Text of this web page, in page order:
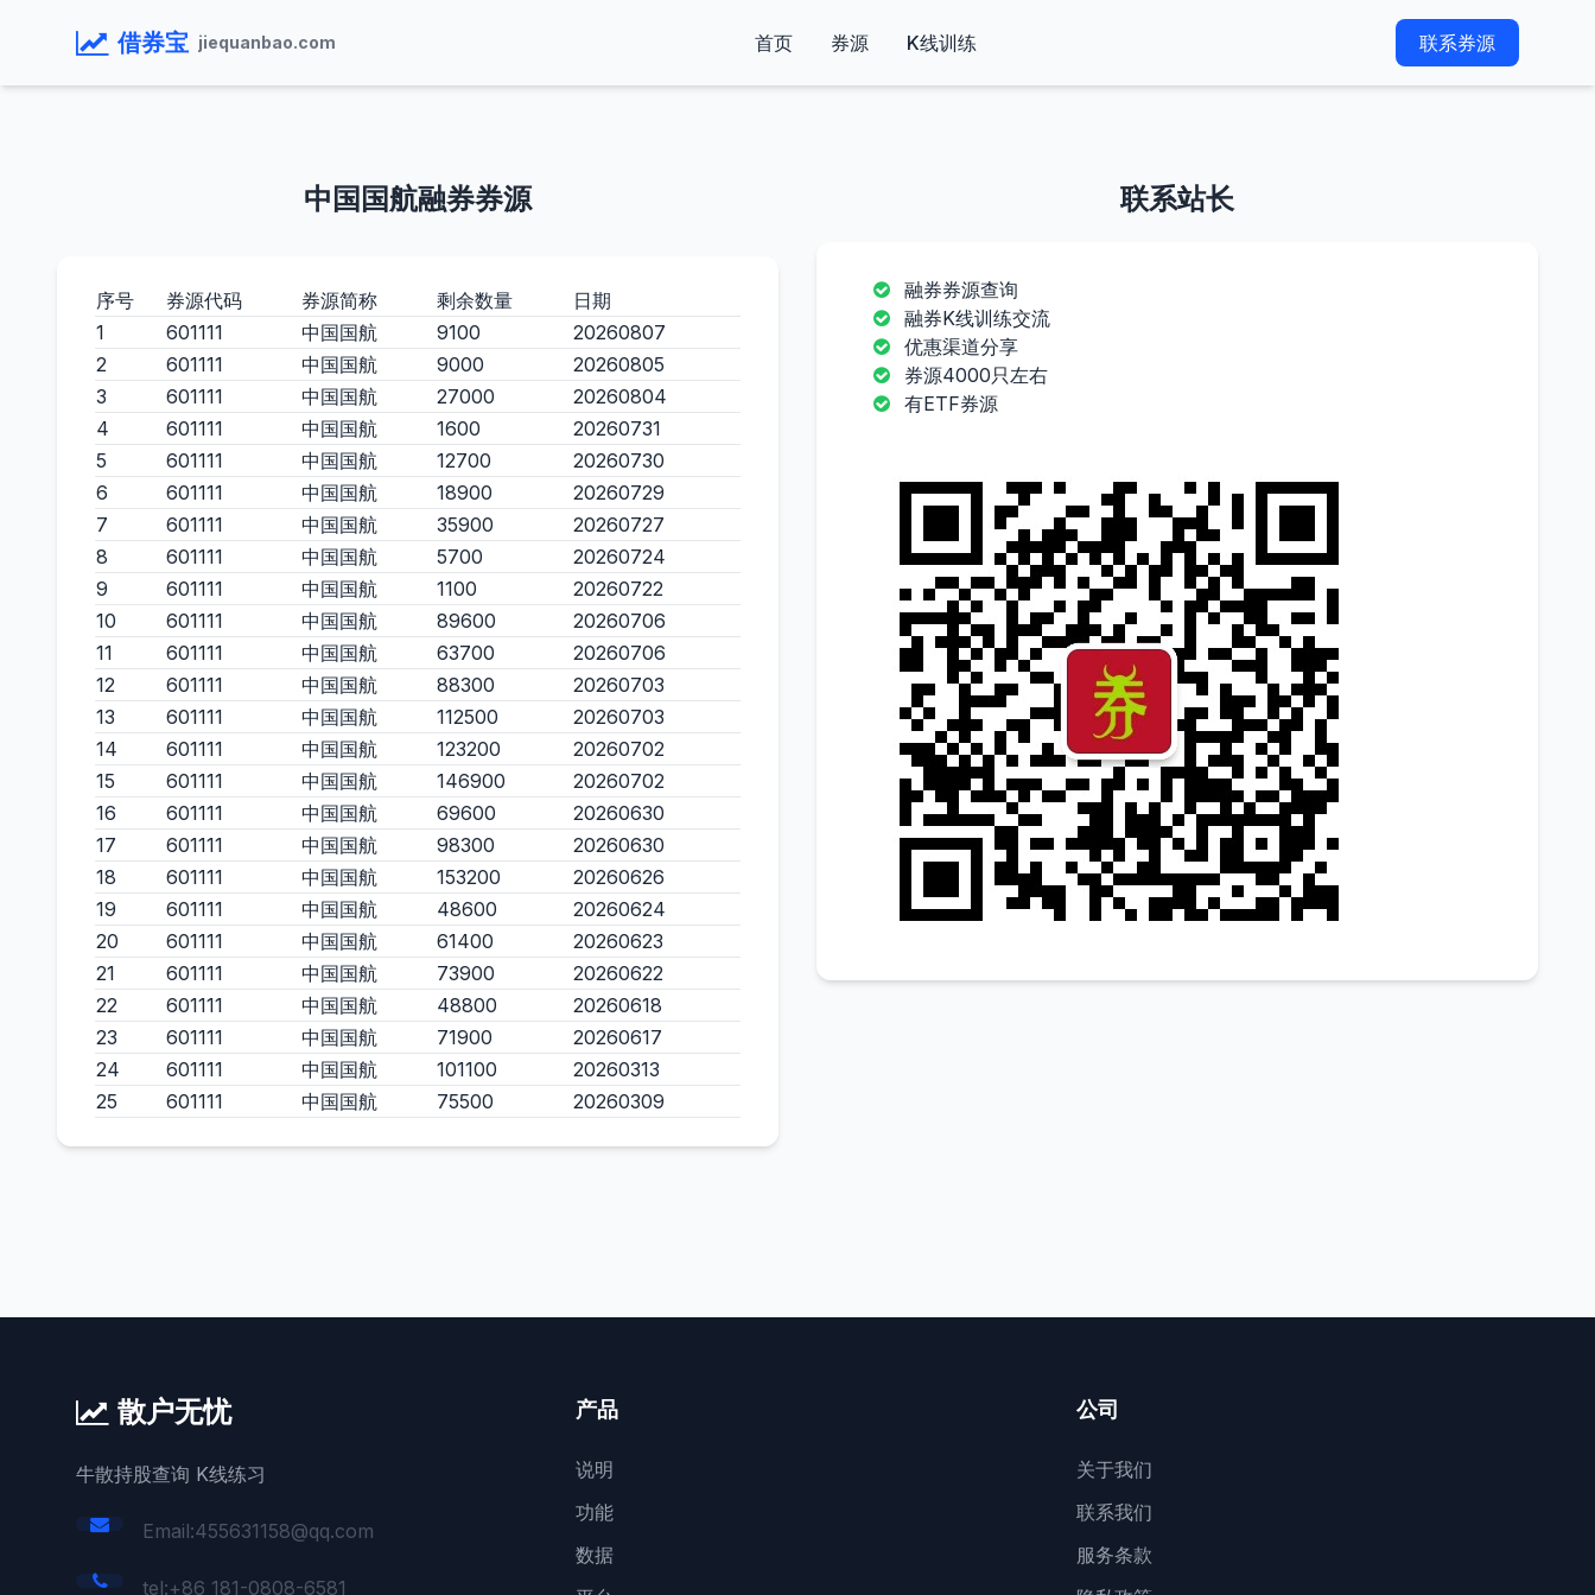
借券宝 jiequanbao.com 首页 券源 K线训练 联系券源
中国国航融券券源
序号 券源代码 券源简称 剩余数量
日期
1
601111 中国国航 9100
20260807
2
601111 中国国航 9000
20260805
3
601111 中国国航 27000
20260804
4
601111 中国国航 1600
20260731
5
601111 中国国航 12700
20260730
6
601111 中国国航 18900
20260729
7
601111 中国国航 35900
20260727
8
601111 中国国航 5700
20260724
9
601111 中国国航 1100
20260722
10
601111 中国国航 89600
20260706
11
601111 中国国航 63700
20260706
12
601111 中国国航 88300
20260703
13
601111 中国国航 112500
20260703
14
601111 中国国航 123200
20260702
15
601111 中国国航 146900
20260702
16
601111 中国国航 69600
20260630
17
601111 中国国航 98300
20260630
18
601111 中国国航 153200
20260626
19
601111 中国国航 48600
20260624
20
601111 中国国航 61400
20260623
21
601111 中国国航 73900
20260622
22
601111 中国国航 48800
20260618
23
601111 中国国航 71900
20260617
24
601111 中国国航 101100
20260313
25
601111 中国国航 75500 20260309
联系站长
融券券源查询
融券K线训练交流
优惠渠道分享
券源4000只左右
有ETF券源
散户无忧
牛散持股查询 K线练习
Email:455631158@qq.com
tel:+86 181-0808-6581
产品
说明
功能
数据
公司
关于我们
联系我们
服务条款